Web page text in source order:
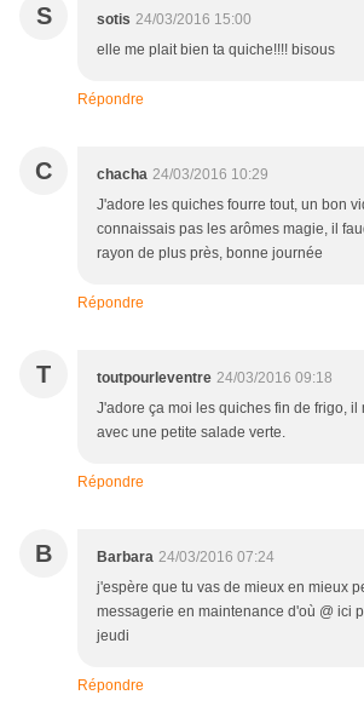
S sotis 24/03/2016 15:00
elle me plait bien ta quiche!!!! bisous
Répondre
C chacha 24/03/2016 10:29
J'adore les quiches fourre tout, un bon
connaissais pas les arômes magie, il
rayon de plus près, bonne journée
Répondre
T toutpourleventre 24/03/2016 09:18
J'adore ça moi les quiches fin de frigo, il
avec une petite salade verte.
Répondre
B Barbara 24/03/2016 07:24
j'espère que tu vas de mieux en mieux
messagerie en maintenance d'où @ ici
jeudi
Répondre